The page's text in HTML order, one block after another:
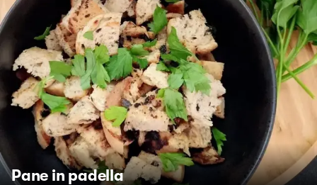
Pane in padella